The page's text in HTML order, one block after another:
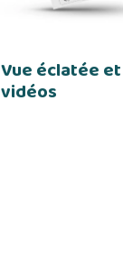
Vue éclatée
vidéos